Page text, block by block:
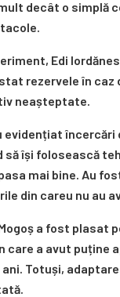
decât o simplă
Edi
rezervele în caz
neașteptate.
evidențiat încercări
să își folosească
mai bine. Au
din careu nu au
a fost plasat
care a avut puține
ani. Totuși,